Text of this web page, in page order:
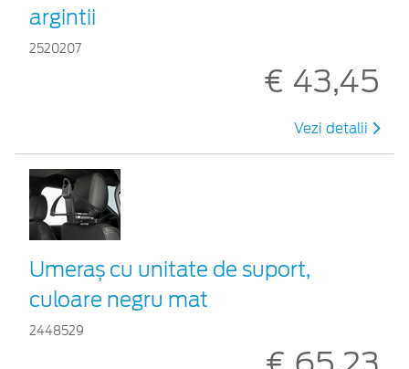
argintii
2520207
€ 43,45
Vezi detalii
Umeraș cu unitate de suport,
culoare negru mat
2448529